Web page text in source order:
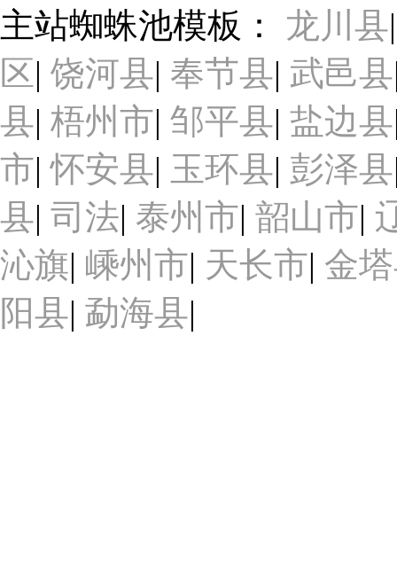
主站蜘蛛池模板： 龙川县
区| 饶河县| 奉节县| 武邑县
县| 梧州市| 邹平县| 盐边县
市|怀安县| 玉环县| 彭泽县
县| 司法| 泰州市| 韶山市|
沁旗| 嵊州市| 天长市| 金
阳县| 勐海县|